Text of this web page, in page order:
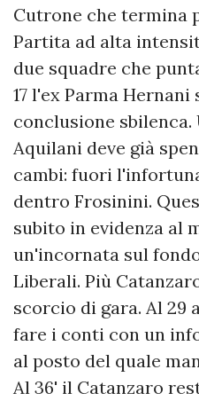
Cutrone che termina
Partita ad alta
due squadre che
17 l'ex Parma Hernani
conclusione
Aquilani deve già
cambi: fuori
dentro Frosinini.
subito in evidenza al
un'incornata sul
Liberali. Più
scorcio di gara. Al 29
fare i conti con un
al posto del quale
Al 36' il Catanzaro